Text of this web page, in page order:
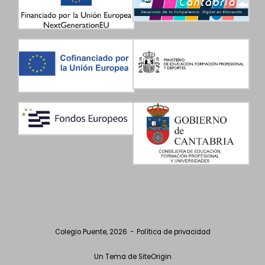
Colegio Puente, 2026 Política de privacidad
Un Tema de SiteOrigin